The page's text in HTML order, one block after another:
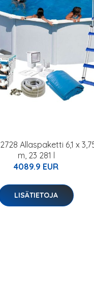
Allaspaketti 6,1 x
m, 23 281 l
4089.9 EUR
LISÄTIETOJA